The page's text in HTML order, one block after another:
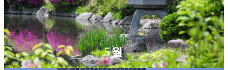
a
n
d
C
o
n
di
ti
o
n
s
후지오 타이칸 엔 미칸 LOUNGE
파티세리
SATSUKI 캐슬
스카이 라운
지 포시즌스 룸서비스
트
5월